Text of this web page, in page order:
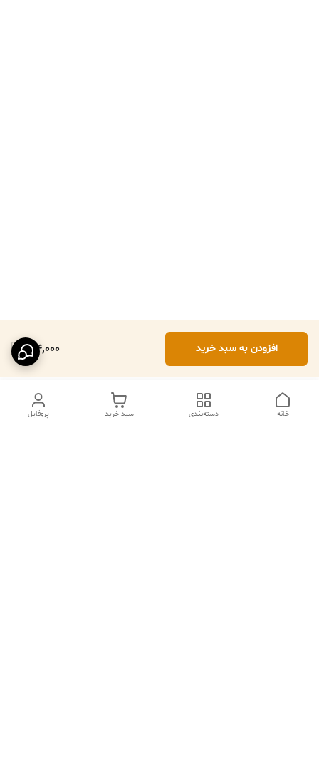
184,000 افزودن به سبد خرید
پروفایل سبد خرید دسته‌بندی خانه